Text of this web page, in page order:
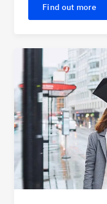
Find out more